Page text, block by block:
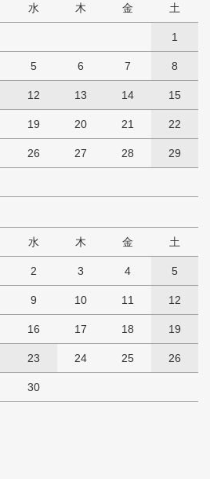
水 木 金 土
1
5 6 7 8
12 13 14 15
19 20 21 22
26 27 28 29
水 木 金 土
2 3 4 5
9 10 11 12
16 17 18 19
23 24 25 26
30